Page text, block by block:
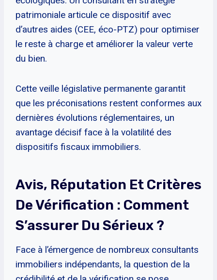
patrimoniale articule ce dispositif avec
d’autres aides (CEE, éco-PTZ) pour optimiser
le reste à charge et améliorer la valeur verte
du bien.
Cette veille législative permanente garantit
que les préconisations restent conformes aux
dernières évolutions réglementaires, un
avantage décisif face à la volatilité des
dispositifs fiscaux immobiliers.
Avis, Réputation Et Critères
De Vérification : Comment
S’assurer Du Sérieux ?
Face à l’émergence de nombreux consultants
immobiliers indépendants, la question de la